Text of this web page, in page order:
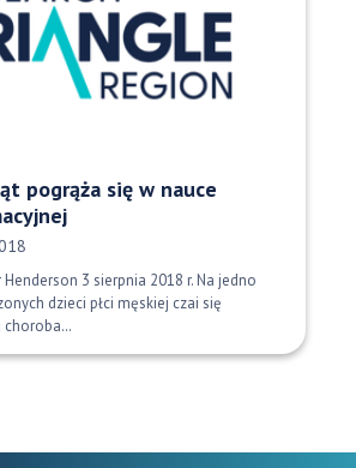
pogrąża się w nauce
Henderson 3 sierpnia 2018 r. Na jedno
dzieci płci męskiej czai się
choroba…